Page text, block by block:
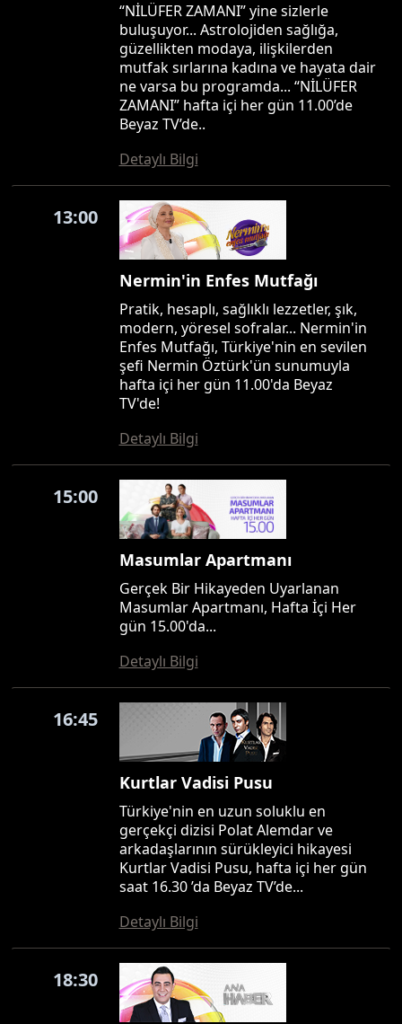
“NİLÜFER ZAMANI” yine sizlerle
buluşuyor... Astrolojiden sağlığa,
güzellikten modaya, ilişkilerden
mutfak sırlarına kadına ve hayata dair
ne varsa bu programda... “NİLÜFER
ZAMANI” hafta içi her gün 11.00’de
Beyaz TV’de..
Detaylı Bilgi
13:00
Nermin'in Enfes Mutfağı
Pratik, hesaplı, sağlıklı lezzetler, şık,
modern, yöresel sofralar... Nermin'in
Enfes Mutfağı, Türkiye'nin en sevilen
şefi Nermin Öztürk'ün sunumuyla
hafta içi her gün 11.00'da Beyaz
TV'de!
Detaylı Bilgi
15:00
Masumlar Apartmanı
Gerçek Bir Hikayeden Uyarlanan
Masumlar Apartmanı, Hafta İçi Her
gün 15.00'da...
Detaylı Bilgi
16:45
Kurtlar Vadisi Pusu
Türkiye'nin en uzun soluklu en
gerçekçi dizisi Polat Alemdar ve
arkadaşlarının sürükleyici hikayesi
Kurtlar Vadisi Pusu, hafta içi her gün
saat 16.30 ’da Beyaz TV’de...
Detaylı Bilgi
18:30